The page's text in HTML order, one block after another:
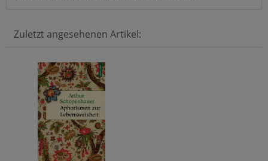
Zuletzt angesehenen Artikel: